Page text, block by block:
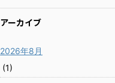
アーカイブ
2026年8月
(1)